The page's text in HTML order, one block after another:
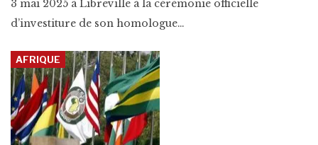
3 mai 2025 à Libreville à la cérémonie officielle
d’investiture de son homologue…
AFRIQUE